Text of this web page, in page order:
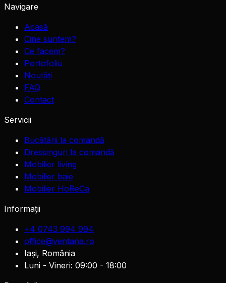
Navigare
Acasă
Cine suntem?
Ce facem?
Portofoliu
Noutăți
FAQ
Contact
Servicii
Bucătării la comandă
Dressinguri la comandă
Mobilier living
Mobilier baie
Mobilier HoReCa
Informații
+4 0743 994 994
office@ventana.ro
Iași, România
Luni - Vineri: 09:00 - 18:00